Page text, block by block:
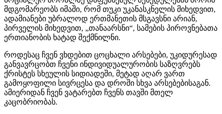
მდგომარეობს იმაში, რომ თუკი უკანასკნელის მიხედვით,
ადამიანები უბრალოდ ერთმანეთის მსგავსნი არიან,
პირველის მიხედვით, „თანაარსნი“, სამების პიროვნებათა
ერთიანობის ხატად შექმნილნი.
როდესაც ჩვენ ვხდებით ცოცხალი არსებები, უკიდურესად
განვავრცობთ ჩვენი ინდივიდუალურობის საზღვრებს
ქრისტეს სხეულის სიდიადეში, მეტად აღარ ვართ
გამოყოფილი სივრცესა და დროში სხვა არსებებისაგან.
ამიერიდან ჩვენ ვატარებთ ჩვენს თავში მთელ
კაცობრიობას.